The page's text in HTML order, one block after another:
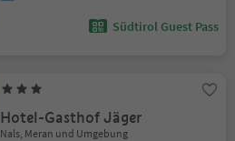
Südtirol Guest Pass
Hotel-Gasthof Jäger
Nals, Meran und Umgebung